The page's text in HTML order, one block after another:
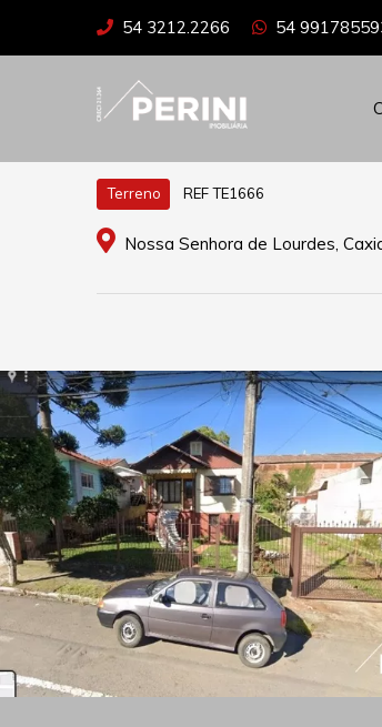
54 3212.2266 54
Terreno REF TE1666
Nossa Senhora de Lourdes,